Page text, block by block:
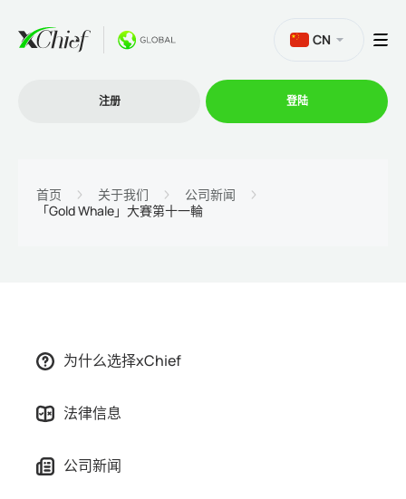
联盟计划
CN
注册 登陆
首页 关于我们
公司新闻
「Gold Whale」大賽第十一輪
为什么选择xChief
法律信息
公司新闻